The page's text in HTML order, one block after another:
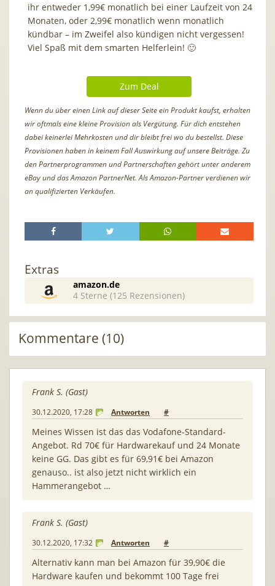
ihr entweder 1,99€ monatlich bei einer Laufzeit von 24
Monaten, oder 2,99€ monatlich wenn monatlich
kündbar – im Zweifel also kündigen nicht vergessen!
Viel Spaß mit dem smarten Helferlein! 🙂
Zum Deal
Wenn du über einen Link auf dieser Seite ein Produkt kaufst, erhalten
wir oftmals eine kleine Provision als Vergütung. Für dich entstehen
dabei keinerlei Mehrkosten und dir bleibt frei wo du bestellst. Diese
Provisionen haben in keinem Fall Auswirkung auf unsere Beiträge. Zu
den Partnerprogrammen und Partnerschaften gehört unter anderem
eBay und das Amazon PartnerNet. Als Amazon-Partner verdienen wir
an qualifizierten Verkäufen.
Extras
amazon.de
4 Sterne (125 Rezensionen)
Kommentare (10)
Frank S. (Gast)
30.12.2020, 17:28 Antworten #
Meines Wissen ist das das Vodafone-Standard-
Angebot. Rd 70€ für Hardwarekauf und 24 Monate
keine GG. Das gibt es für 69,91€ bei Amazon
genauso.. ist also jetzt nicht wirklich ein
Hammerangebot …
Frank S. (Gast)
30.12.2020, 17:32 Antworten #
Alternativ kann man bei Amazon für 39,90€ die
Hardware kaufen und bekommt 100 Tage frei